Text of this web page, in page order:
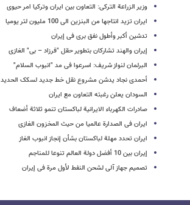
وزیر الزراعة الترکی: التعاون بین ایران وترکیا امر حیوی
ایران تزید انتاجها من البنزین الى 100 ملیون لتر یومیا
تدشین أکبر وأطول نفق بری فی إیران
إیران والهند تشارکان بتطویر حقل "فرزاد – بی" الغازی
البرلمان لنواز شریف: اسرعوا فی مد "انبوب السلام"
أحمدی نجاد یدشن مشروع نقل خط جدید لسکک الحدید
السودان یعلن رغبته التعاون مع ایران
صادرات الکهرباء الایرانیة لباکستان تنمو ثلاثة أضعاف
ایران فی الصدارة عالمیا من حیث المخزون الغازی
ایران تحدد مهلة لباکستان بشأن إنجاز انبوب الغاز
إیران بین 10 أفضل دولة العالم تنوعا للمناجم
تصمیم جهاز آلی لشحن النفط لأول مرة فی إیران